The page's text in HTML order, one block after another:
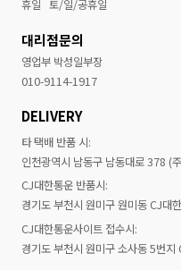
휴일 토/일/공휴일
대리점문의
영업부 박성일부장
010-9114-1917
DELIVERY
타 택배 반품 시:
인천광역시 남동구 남동대로 378 (
CJ대한통운 반품시:
경기도 부천시 원미구 원미동 CJ대
CJ대한통운사이트 접수시:
경기도 부천시 원미구 소사동 5번